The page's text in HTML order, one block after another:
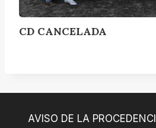
A
CD CANCELADA
AVISO DE LA